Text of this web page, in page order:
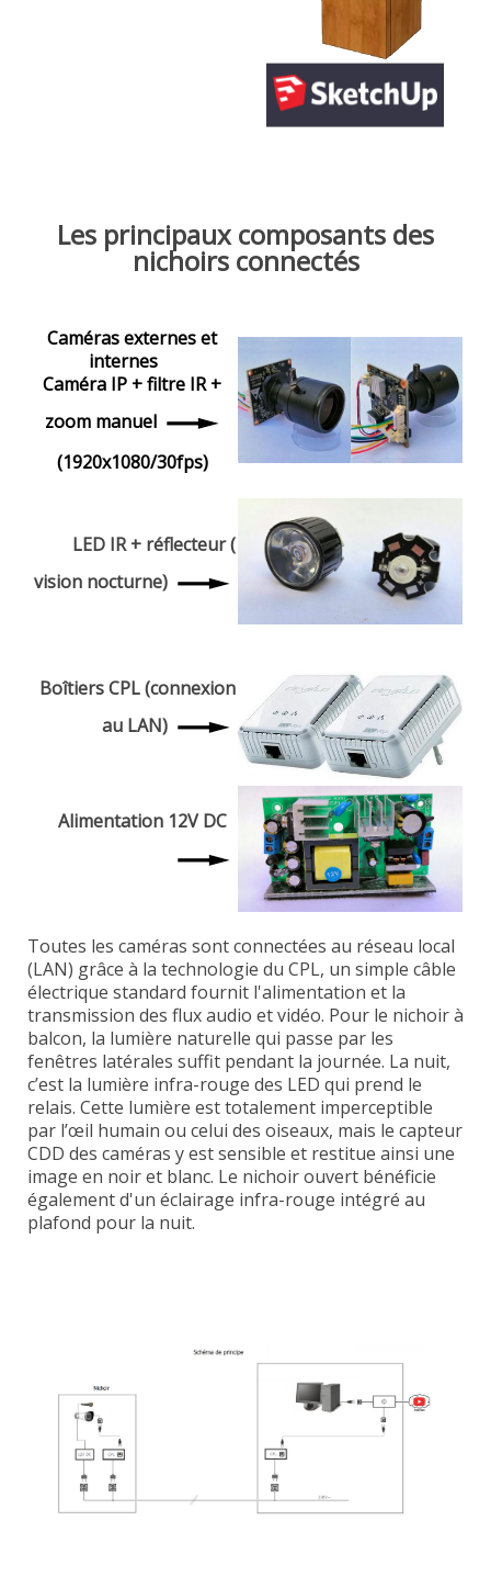
Les principaux composants des
nichoirs connectés
Caméras externes et
internes
Caméra IP + filtre IR +
zoom manuel
(1920x1080/30fps)
LED IR + réflecteur (
vision nocturne)
Boîtiers CPL (connexion
au LAN)
Alimentation 12V DC
Toutes les caméras sont connectées au réseau local
(LAN) grâce à la technologie du CPL, un simple câble
électrique standard fournit l'alimentation et la
transmission des flux audio et vidéo. Pour le nichoir à
balcon, la lumière naturelle qui passe par les
fenêtres latérales suffit pendant la journée. La nuit,
c’est la lumière infra-rouge des LED qui prend le
relais. Cette lumière est totalement imperceptible
par l’œil humain ou celui des oiseaux, mais le capteur
CDD des caméras y est sensible et restitue ainsi une
image en noir et blanc. Le nichoir ouvert bénéficie
également d'un éclairage infra-rouge intégré au
plafond pour la nuit.